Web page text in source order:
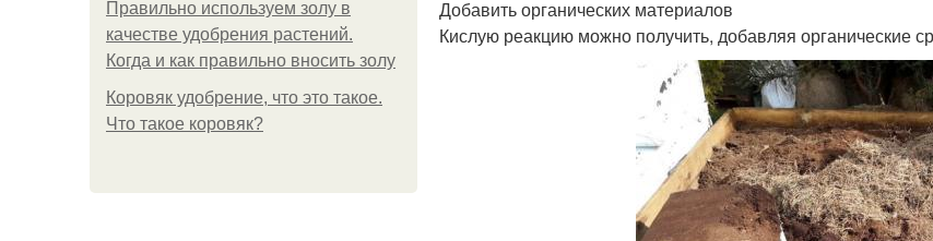
Правильно используем золу в
качестве удобрения растений.
Когда и как правильно вносить золу
Коровяк удобрение, что это такое.
Что такое коровяк?
Добавить органических материалов
Кислую реакцию можно получить, добавляя органические